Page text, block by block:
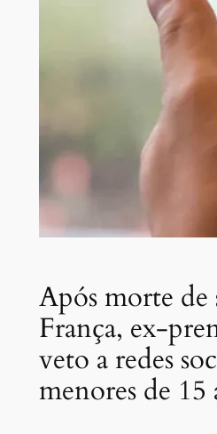
Após morte de
França, ex-
veto a redes
menores de 15